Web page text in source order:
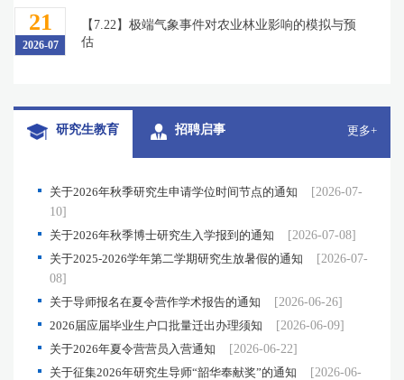
21
2026-07
【7.22】极端气象事件对农业林业影响的模拟与预
估
研究生教育 招聘启事 更多+
关于2026年秋季研究生申请学位时间节点的通知
[2026-07-
10]
关于2026年秋季博士研究生入学报到的通知
[2026-07-08]
关于2025-2026学年第二学期研究生放暑假的通知
[2026-07-
08]
关于导师报名在夏令营作学术报告的通知
[2026-06-26]
2026届应届毕业生户口批量迁出办理须知
[2026-06-09]
关于2026年夏令营营员入营通知
[2026-06-22]
关于征集2026年研究生导师“韶华奉献奖”的通知
[2026-06-